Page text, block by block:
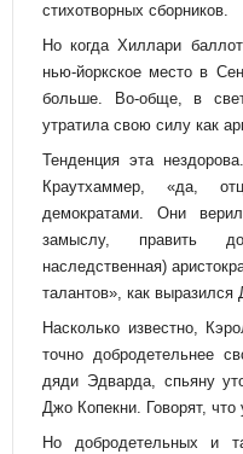
стихотворных сборников.
Но когда Хиллари
нью-йоркское место в
больше. Во-обще, в
утратила свою силу как
Тенденция эта
Краутхаммер, «да,
демократами. Они
замыслу, править
наследственная)
талантов», как
Насколько известно,
точно добродетельнее
дяди Эдварда, спьяну
Джо Копекни. Говорят, что
Но добродетельных и